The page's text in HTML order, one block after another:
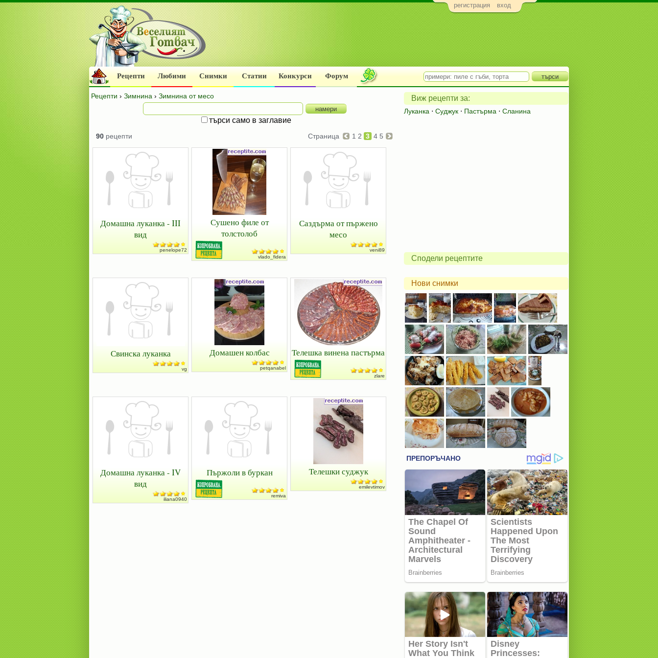
регистрация вход
Рецепти Любими Снимки Статии Конкурси Форум
Рецепти › Зимнина › Зимнина от месо
търси само в заглавие
90 рецепти Страница 1 2 3 4 5
Домашна луканка - III
вид
penelope72
Сушено филе от
толстолоб
vlado_fidera
Саздърма от пържено
месо
veni89
Свинска луканка
vg
Домашен колбас
petqanabel
Телешка винена пастърма
zlare
Домашна луканка - IV
вид
iliana0940
Пържоли в буркан
remiva
Телешки суджук
emilevtimov
Виж рецепти за:
Луканка ⋅ Суджук ⋅ Пастърма ⋅ Сланина
Сподели рецептите
Нови снимки